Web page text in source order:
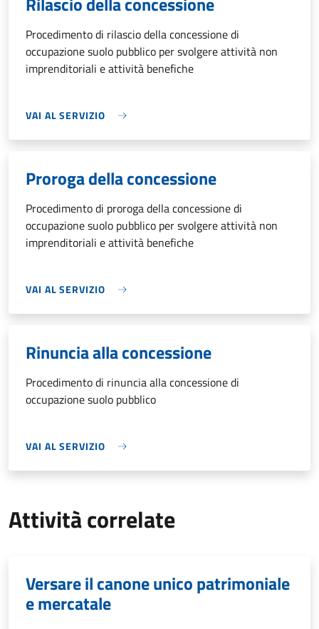
Procedimento di rilascio della concessione di
occupazione suolo pubblico per svolgere attività non
imprenditoriali e attività benefiche
VAI AL SERVIZIO
Proroga della concessione
Procedimento di proroga della concessione di
occupazione suolo pubblico per svolgere attività non
imprenditoriali e attività benefiche
VAI AL SERVIZIO
Rinuncia alla concessione
Procedimento di rinuncia alla concessione di
occupazione suolo pubblico
VAI AL SERVIZIO
Attività correlate
Versare il canone unico patrimoniale
e mercatale